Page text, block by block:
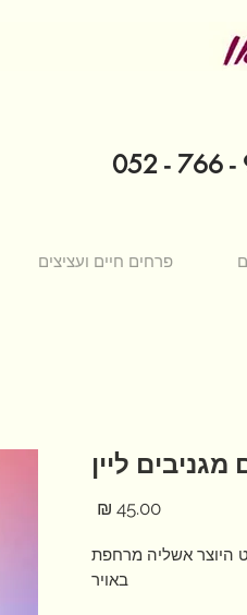
052 - 766 -
פרחים חיים ועציצים
ליין
היוצר אשליה מרחפת
באויר